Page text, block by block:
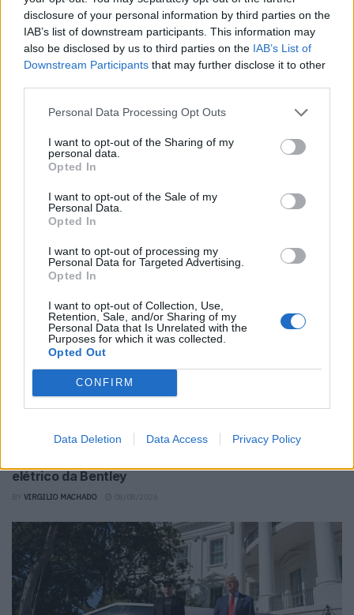
disclosure of your personal information by third parties on the
IAB’s list of downstream participants. This information may
also be disclosed by us to third parties on the IAB’s List of
Downstream Participants that may further disclose it to other
Personal Data Processing Opt Outs
I want to opt-out of the Sharing of my
personal data.
Opted In
I want to opt-out of the Sale of my
Personal Data.
Opted In
I want to opt-out of processing my
Personal Data for Targeted Advertising.
Opted In
I want to opt-out of Collection, Use,
Retention, Sale, and/or Sharing of my
Personal Data that Is Unrelated with the
Purposes for which it was collected.
Opted Out
CONFIRM
Data Deletion Data Access Privacy Policy
Related Posts
NX7 é o novo SUV da Nissan para China e
pode chegar à Europa
elétrico da Bentley
VIRGILIO MACHADO